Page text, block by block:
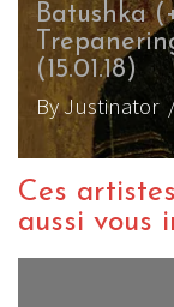
Batushka
(15.01.18)
By Justinator/
Ces
aussi vous